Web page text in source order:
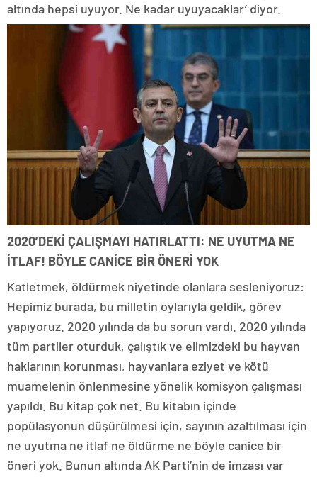
altında hepsi uyuyor. Ne kadar uyuyacaklar’ diyor.
2020’DEKİ ÇALIŞMAYI HATIRLATTI: NE UYUTMA NE
İTLAF! BÖYLE CANİCE BİR ÖNERİ YOK
Katletmek, öldürmek niyetinde olanlara sesleniyoruz:
Hepimiz burada, bu milletin oylarıyla geldik, görev
yapıyoruz. 2020 yılında da bu sorun vardı. 2020 yılında
tüm partiler oturduk, çalıştık ve elimizdeki bu hayvan
haklarının korunması, hayvanlara eziyet ve kötü
muamelenin önlenmesine yönelik komisyon çalışması
yapıldı. Bu kitap çok net. Bu kitabın içinde
popülasyonun düşürülmesi için, sayının azaltılması için
ne uyutma ne itlaf ne öldürme ne böyle canice bir
öneri yok. Bunun altında AK Parti’nin de imzası var